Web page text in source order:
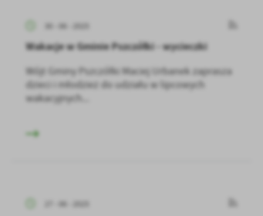
30 - 06 - 2025
Wakacje w Gminie Pszczółki - wycieczki
Wójt Gminy Pszczółki Maciej Urbanek zaprasza
dzieci i młodzież do udziału w lipcowych
wakacyjnych...
27 - 06 - 2025